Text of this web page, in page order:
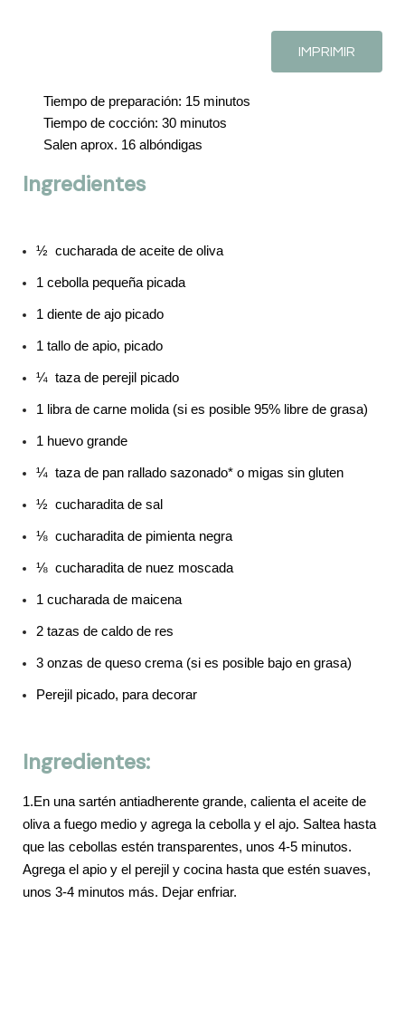
IMPRIMIR
Tiempo de preparación: 15 minutos
Tiempo de cocción: 30 minutos
Salen aprox. 16 albóndigas
Ingredientes
½ cucharada de aceite de oliva
1 cebolla pequeña picada
1 diente de ajo picado
1 tallo de apio, picado
¼ taza de perejil picado
1 libra de carne molida (si es posible 95% libre de grasa)
1 huevo grande
¼ taza de pan rallado sazonado* o migas sin gluten
½ cucharadita de sal
⅛ cucharadita de pimienta negra
⅛ cucharadita de nuez moscada
1 cucharada de maicena
2 tazas de caldo de res
3 onzas de queso crema (si es posible bajo en grasa)
Perejil picado, para decorar
Ingredientes:
1.En una sartén antiadherente grande, calienta el aceite de
oliva a fuego medio y agrega la cebolla y el ajo. Saltea hasta
que las cebollas estén transparentes, unos 4-5 minutos.
Agrega el apio y el perejil y cocina hasta que estén suaves,
unos 3-4 minutos más. Dejar enfriar.